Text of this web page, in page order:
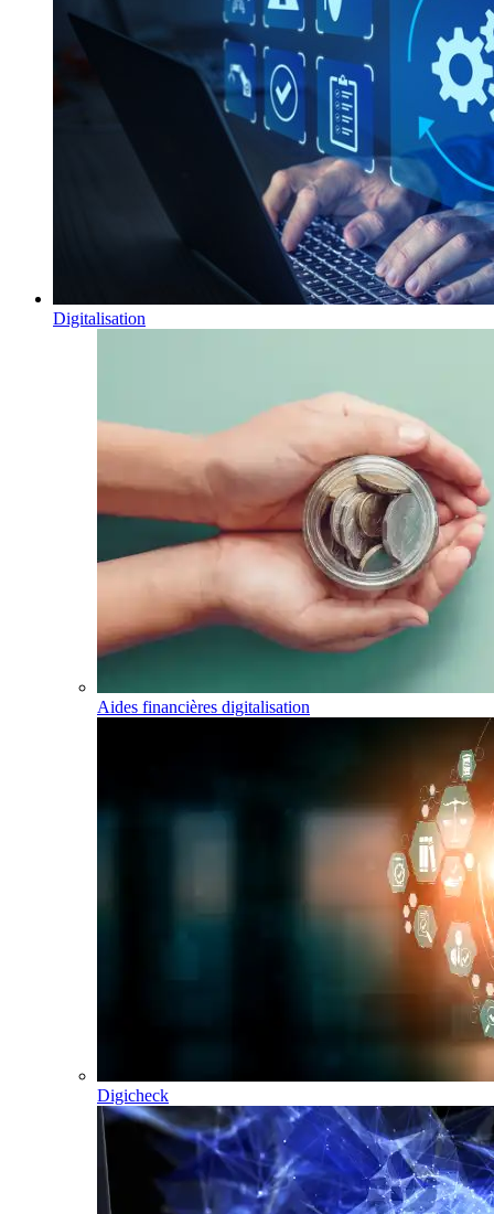
Digitalisation
Aides financières digitalisation
Digicheck